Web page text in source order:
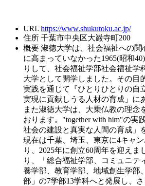
URL https://www.shukutoku.ac.jp/
住所 千葉市中央区大巌寺町200
概要 淑徳大学は、社会福祉への関
に高まっていなかった1965(昭和
りして、社会福祉学部社会福祉学
大学として開学しました。その目
実践を通じて『ひとりひとりの自
実現に貢献しうる人材の育成」に
また淑徳大学は、大乗仏教の理念
おります。"together with him"の実
社会の建設と真実な人間の育成」
現在は千葉、埼玉、東京に4キャ
り、2025年に創立60周年を迎えま
り、「総合福祉学部、コミュニテ
養学部、教育学部、地域創生学部
部」の7学部13学科へと発展し、